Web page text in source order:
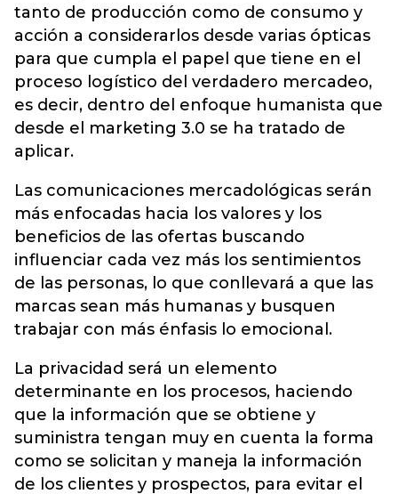
tanto de producción como de consumo y
acción a considerarlos desde varias ópticas
para que cumpla el papel que tiene en el
proceso logístico del verdadero mercadeo,
es decir, dentro del enfoque humanista que
desde el marketing 3.0 se ha tratado de
aplicar.
Las comunicaciones mercadológicas serán
más enfocadas hacia los valores y los
beneficios de las ofertas buscando
influenciar cada vez más los sentimientos
de las personas, lo que conllevará a que las
marcas sean más humanas y busquen
trabajar con más énfasis lo emocional.
La privacidad será un elemento
determinante en los procesos, haciendo
que la información que se obtiene y
suministra tengan muy en cuenta la forma
como se solicitan y maneja la información
de los clientes y prospectos, para evitar el